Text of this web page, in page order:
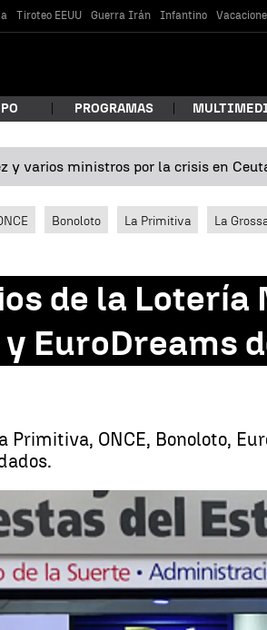
Tiroteo EEUU Guerra Irán Infantino
PROGRAMAS
y varios ministros por la crisis en
Bonoloto La Primitiva La
de la Lotería
EuroDreams
ONCE, Bonoloto,